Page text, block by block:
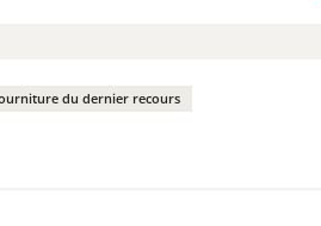
du dernier recours